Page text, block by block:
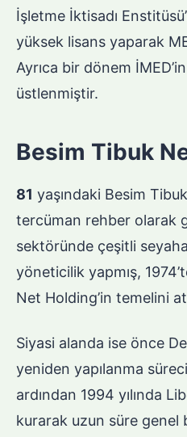
İşletme İktisadı
yüksek lisans yaparak
Ayrıca bir dönem İMED’in
üstlenmiştir.
Besim Tibuk
81 yaşındaki Besim
tercüman rehber olarak
sektöründe çeşitli
yöneticilik yapmış,
Net Holding’in temelini
Siyasi alanda ise önce
yeniden yapılanma
ardından 1994 yılında
kurarak uzun süre genel